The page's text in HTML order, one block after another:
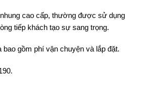
cao cấp, thường được sử dụng
tiếp khách tạo sự sang trọng.
gồm phí vận chuyện và lắp đặt.